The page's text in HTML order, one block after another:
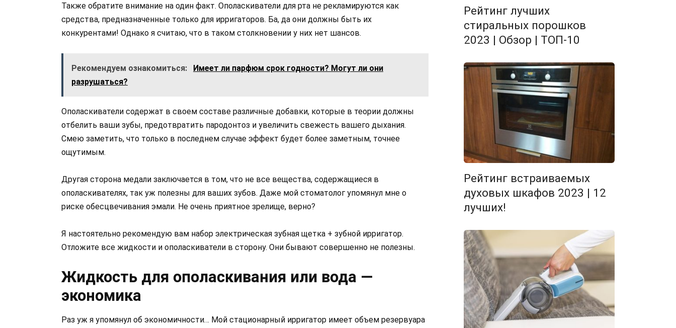
Также обратите внимание на один факт. Ополаскиватели для рта не рекламируются как
средства, предназначенные только для ирригаторов. Ба, да они должны быть их
конкурентами! Однако я считаю, что в таком столкновении у них нет шансов.
Рекомендуем ознакомиться:
Имеет ли парфюм срок годности? Могут ли они
разрушаться?
Ополаскиватели содержат в своем составе различные добавки, которые в теории должны
отбелить ваши зубы, предотвратить пародонтоз и увеличить свежесть вашего дыхания.
Смею заметить, что только в последнем случае эффект будет более заметным, точнее
ощутимым.
Другая сторона медали заключается в том, что не все вещества, содержащиеся в
ополаскивателях, так уж полезны для ваших зубов. Даже мой стоматолог упомянул мне о
риске обесцвечивания эмали. Не очень приятное зрелище, верно?
Я настоятельно рекомендую вам набор электрическая зубная щетка + зубной ирригатор.
Отложите все жидкости и ополаскиватели в сторону. Они бывают совершенно не полезны.
Жидкость для ополаскивания или вода —
экономика
Раз уж я упомянул об экономичности… Мой стационарный ирригатор имеет объем резервуара
Рейтинг лучших
стиральных порошков
2023 | Обзор | ТОП-10
Рейтинг встраиваемых
духовых шкафов 2023 | 12
лучших!